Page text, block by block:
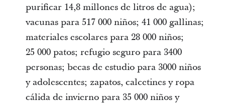
purificar 14,8 millones de litros de agua);
vacunas para 517 000 niños; 41 000 gallinas;
materiales escolares para 28 000 niños;
25 000 patos; refugio seguro para 3400
personas; becas de estudio para 3000 niños
y adolescentes; zapatos, calcetines y ropa
cálida de invierno para 35 000 niños y